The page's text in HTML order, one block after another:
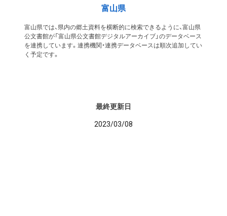
富山県
富山県では、県内の郷土資料を横断的に検索できるように、富山県
公文書館が「富山県公文書館デジタルアーカイブ」のデータベース
を連携しています。連携機関・連携データベースは順次追加してい
く予定です。
最終更新日
2023/03/08